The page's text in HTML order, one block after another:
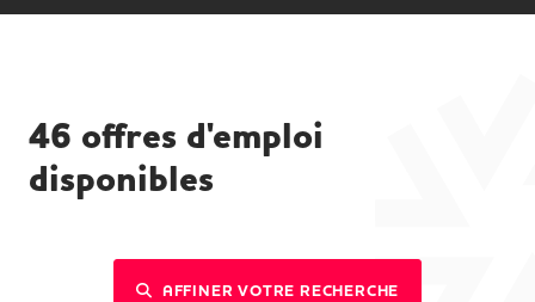
46 offres d'emploi
disponibles
AFFINER VOTRE RECHERCHE